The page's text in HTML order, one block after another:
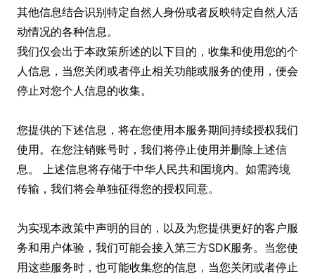
其他信息结合识别特定自然人身份或者反映特定自然人活
动情况的各种信息。
我们仅会出于本政策所述的以下目的，收集和使用您的个
人信息，当您关闭或者停止相关功能或服务的使用，便会
停止对您个人信息的收集。
您提供的下述信息，将在您使用本服务期间持续授权我们
使用。在您注销账号时，我们将停止使用并删除上述信
息。 上述信息将存储于中华人民共和国境内。如需跨境
传输，我们将会单独征得您的授权同意。
为实现本政策中声明的目的，以及为您提供更好的客户服
务和用户体验，我们可能会接入第三方SDK服务。当您使
用这些服务时，也可能收集您的信息，当您关闭或者停止